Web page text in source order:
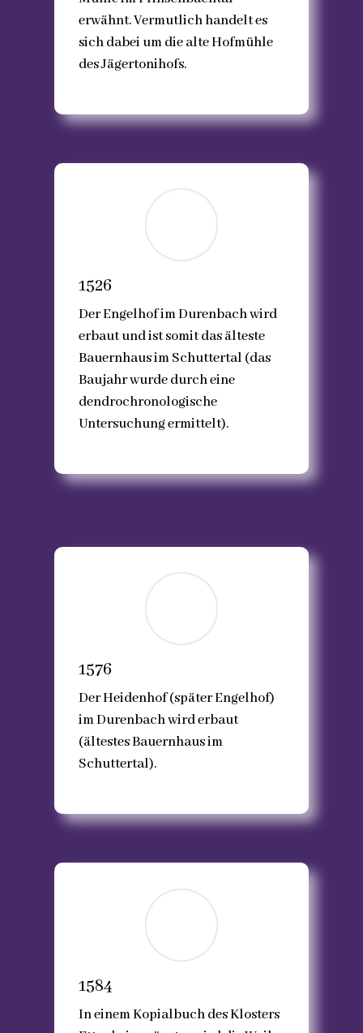
erwähnt. Vermutlich handelt es
sich dabei um die alte Hofmühle
des Jägertonihofs.
1526
Der Engelhof im Durenbach wird
erbaut und ist somit das älteste
Bauernhaus im Schuttertal (das
Baujahr wurde durch eine
dendrochronologische
Untersuchung ermittelt).
1576
Der Heidenhof (später Engelhof)
im Durenbach wird erbaut
(ältestes Bauernhaus im
Schuttertal).
1584
In einem Kopialbuch des Klosters